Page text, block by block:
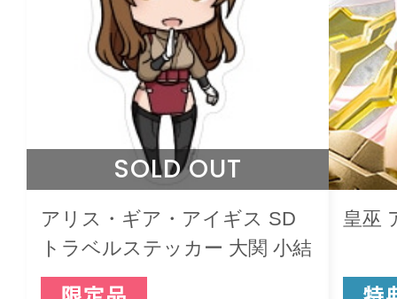
SOLD OUT
アリス・ギア・アイギス SD
トラベルステッカー 大関 小結
皇巫